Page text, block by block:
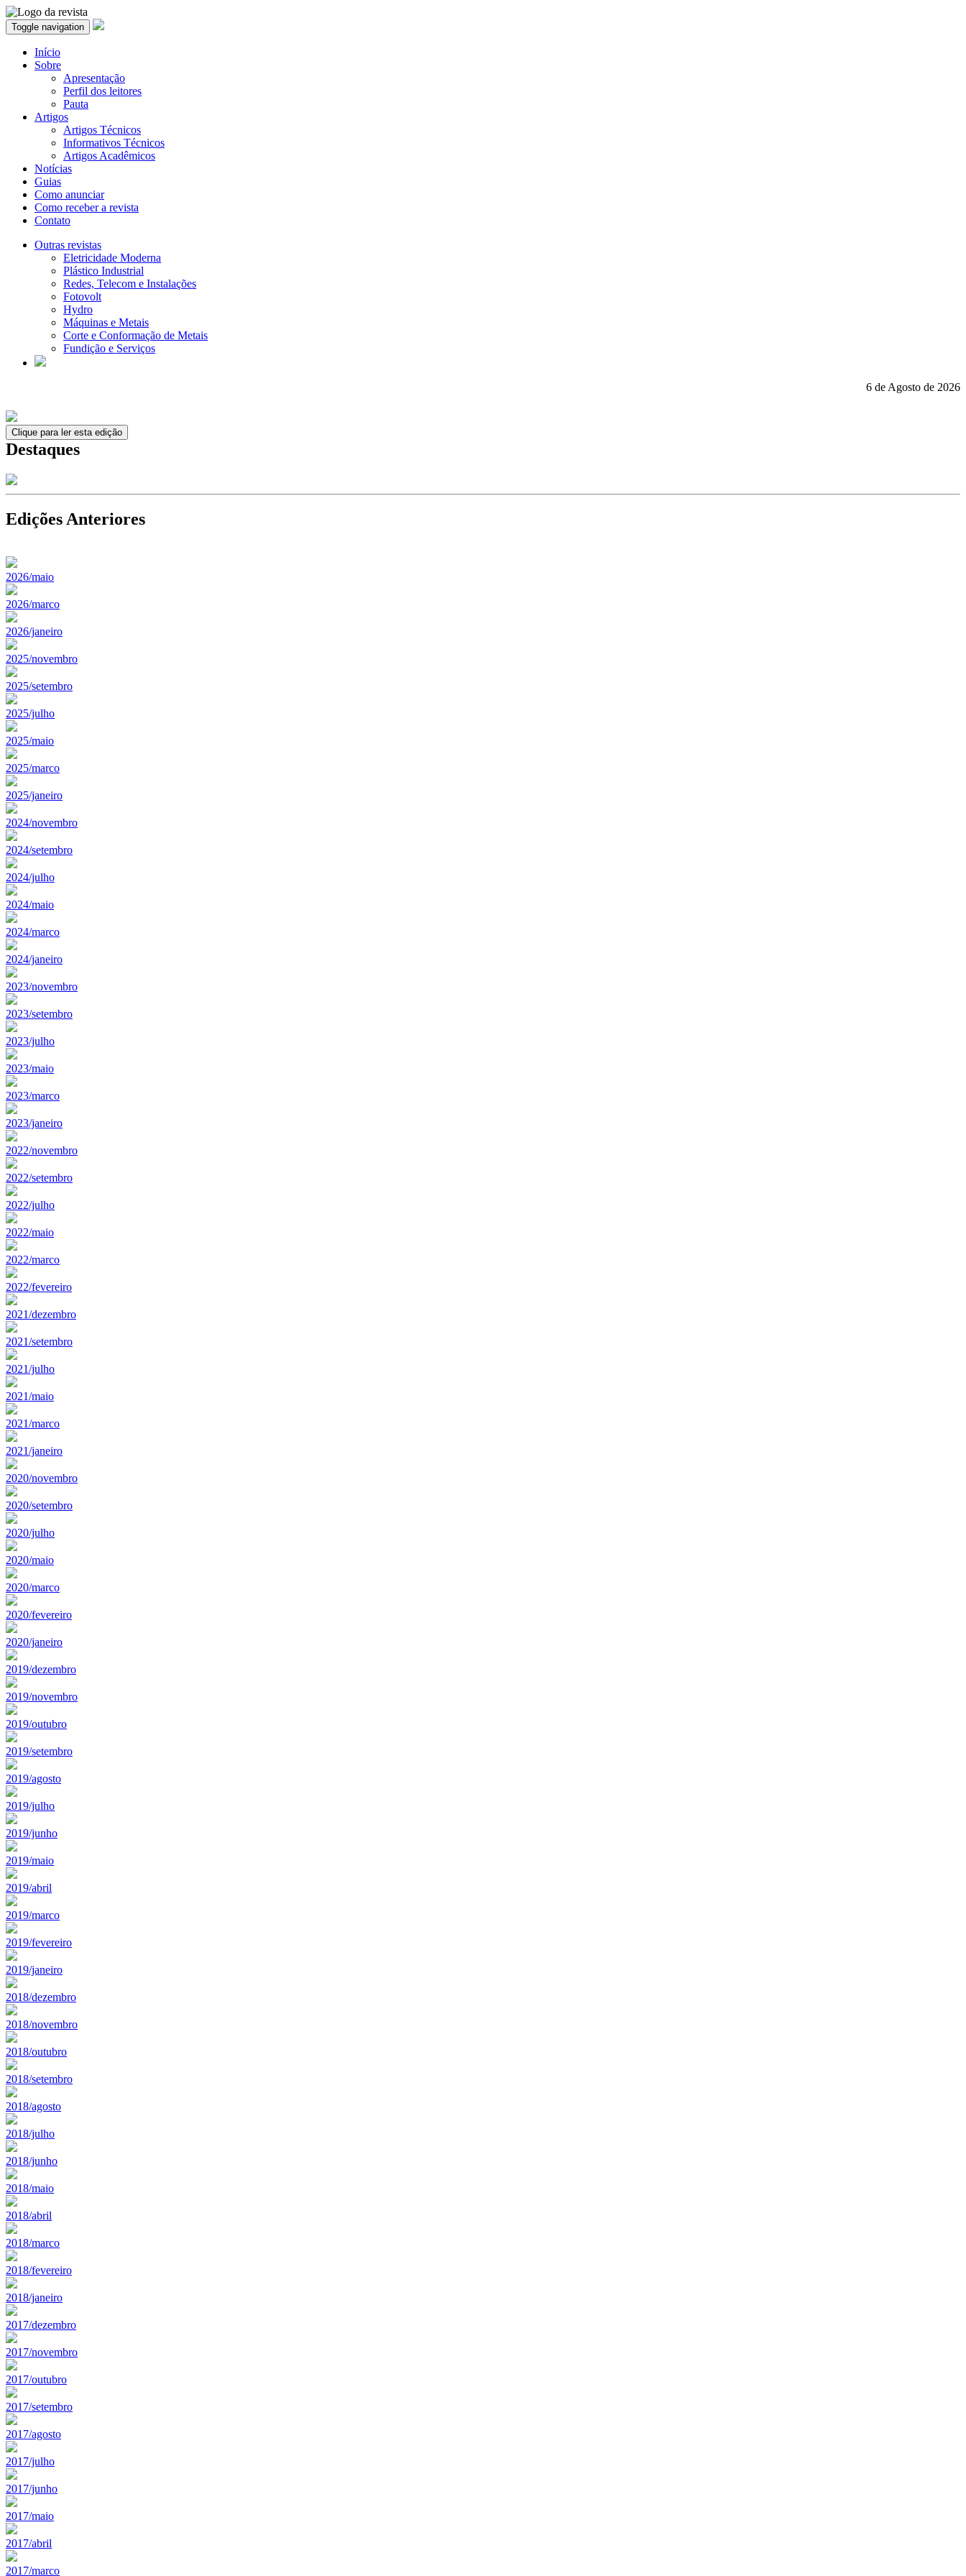
Toggle navigation
Início
Sobre
Apresentação
Perfil dos leitores
Pauta
Artigos
Artigos Técnicos
Informativos Técnicos
Artigos Acadêmicos
Notícias
Guias
Como anunciar
Como receber a revista
Contato
Outras revistas
Eletricidade Moderna
Plástico Industrial
Redes, Telecom e Instalações
Fotovolt
Hydro
Máquinas e Metais
Corte e Conformação de Metais
Fundição e Serviços
6 de Agosto de 2026
Clique para ler esta edição
Destaques
Edições Anteriores
2026/maio
2026/marco
2026/janeiro
2025/novembro
2025/setembro
2025/julho
2025/maio
2025/marco
2025/janeiro
2024/novembro
2024/setembro
2024/julho
2024/maio
2024/marco
2024/janeiro
2023/novembro
2023/setembro
2023/julho
2023/maio
2023/marco
2023/janeiro
2022/novembro
2022/setembro
2022/julho
2022/maio
2022/marco
2022/fevereiro
2021/dezembro
2021/setembro
2021/julho
2021/maio
2021/marco
2021/janeiro
2020/novembro
2020/setembro
2020/julho
2020/maio
2020/marco
2020/fevereiro
2020/janeiro
2019/dezembro
2019/novembro
2019/outubro
2019/setembro
2019/agosto
2019/julho
2019/junho
2019/maio
2019/abril
2019/marco
2019/fevereiro
2019/janeiro
2018/dezembro
2018/novembro
2018/outubro
2018/setembro
2018/agosto
2018/julho
2018/junho
2018/maio
2018/abril
2018/marco
2018/fevereiro
2018/janeiro
2017/dezembro
2017/novembro
2017/outubro
2017/setembro
2017/agosto
2017/julho
2017/junho
2017/maio
2017/abril
2017/marco